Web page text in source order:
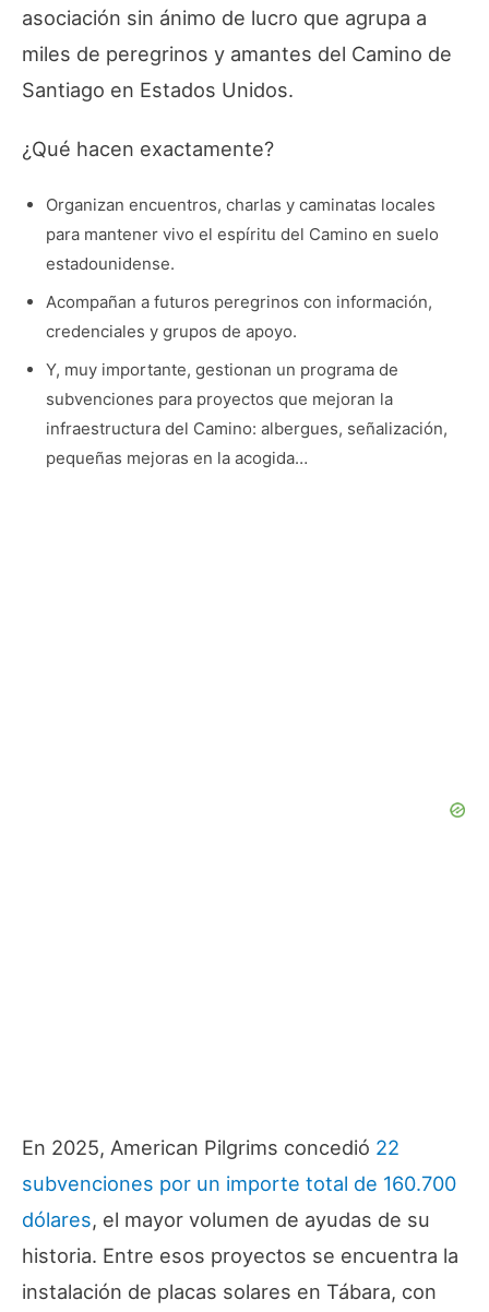
asociación sin ánimo de lucro que agrupa a
miles de peregrinos y amantes del Camino de
Santiago en Estados Unidos.
¿Qué hacen exactamente?
Organizan encuentros, charlas y caminatas locales
para mantener vivo el espíritu del Camino en suelo
estadounidense.
Acompañan a futuros peregrinos con información,
credenciales y grupos de apoyo.
Y, muy importante, gestionan un programa de
subvenciones para proyectos que mejoran la
infraestructura del Camino: albergues, señalización,
pequeñas mejoras en la acogida…
En 2025, American Pilgrims concedió 22
subvenciones por un importe total de 160.700
dólares, el mayor volumen de ayudas de su
historia. Entre esos proyectos se encuentra la
instalación de placas solares en Tábara, con